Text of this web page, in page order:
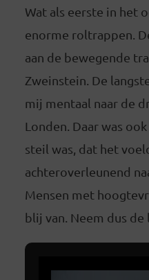
Wat als eerste in het
enorme roltrappen.
aan de bewegende
Zweinstein. De
mij mentaal naar de
Londen. Daar was
steil was, dat het
achteroverleunend
Mensen met
blij van. Neem dus de